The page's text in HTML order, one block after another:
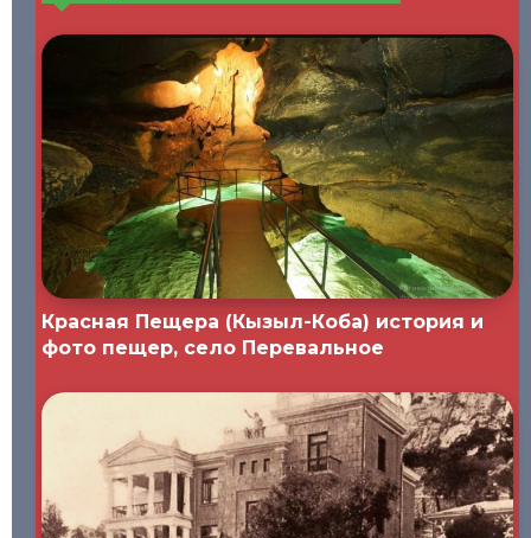
Красная Пещера (Кызыл-Коба) история и
фото пещер, село Перевальное